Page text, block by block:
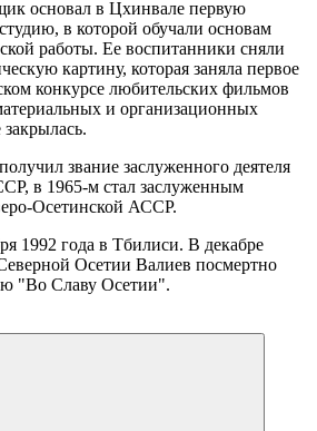
основал в Цхинвале первую
в которой обучали основам
работы. Ее воспитанники сняли
картину, которая заняла первое
конкурсе любительских фильмов
и организационных
звание заслуженного деятеля
в 1965-м стал заслуженным
Осетинской АССР.
1992 года в Тбилиси. В декабре
Осетии Валиев посмертно
"Во Славу Осетии".